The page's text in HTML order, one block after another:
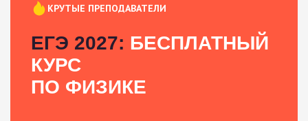
КРУТЫЕ ПРЕПОДАВАТЕЛИ
ЕГЭ 2027: БЕСПЛАТНЫЙ
КУРС
ПО ФИЗИКЕ